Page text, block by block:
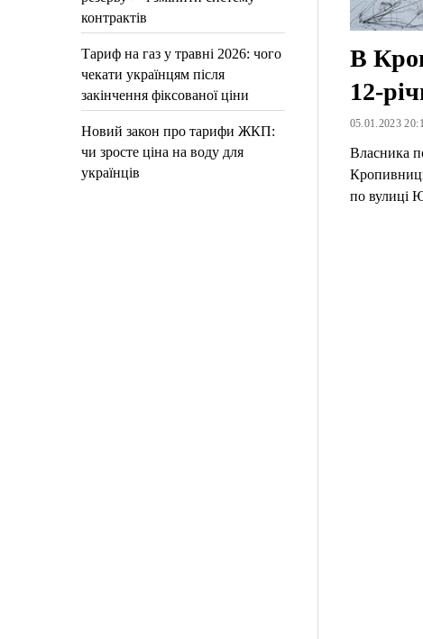
контрактів
Тариф на газ у травні 2026: чого
чекати українцям після
закінчення фіксованої ціни
Новий закон про тарифи ЖКП:
чи зросте ціна на воду для
українців
В
12-
05.01.2023
Власника
по вулиці